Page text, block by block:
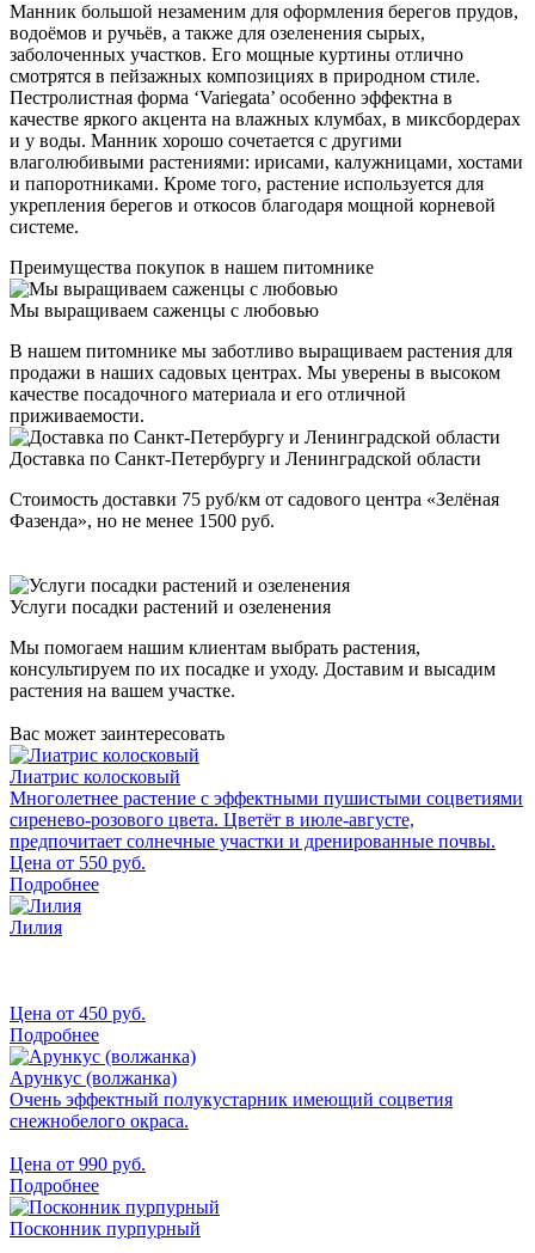
Манник большой незаменим для оформления берегов прудов,
водоёмов и ручьёв, а также для озеленения сырых,
заболоченных участков. Его мощные куртины отлично
смотрятся в пейзажных композициях в природном стиле.
Пестролистная форма ‘Variegata’ особенно эффектна в
качестве яркого акцента на влажных клумбах, в миксбордерах
и у воды. Манник хорошо сочетается с другими
влаголюбивыми растениями: ирисами, калужницами, хостами
и папоротниками. Кроме того, растение используется для
укрепления берегов и откосов благодаря мощной корневой
системе.
Преимущества покупок в нашем питомнике
Мы выращиваем саженцы с любовью
В нашем питомнике мы заботливо выращиваем растения для
продажи в наших садовых центрах. Мы уверены в высоком
качестве посадочного материала и его отличной
приживаемости.
Доставка по Санкт-Петербургу и Ленинградской области
Стоимость доставки 75 руб/км от садового центра «Зелёная
Фазенда», но не менее 1500 руб.
Услуги посадки растений и озеленения
Мы помогаем нашим клиентам выбрать растения,
консультируем по их посадке и уходу. Доставим и высадим
растения на вашем участке.
Вас может заинтересовать
Лиатрис колосковый
Многолетнее растение с эффектными пушистыми соцветиями
сиренево-розового цвета. Цветёт в июле-августе,
предпочитает солнечные участки и дренированные почвы.
Цена от 550 руб.
Подробнее
Лилия
Цена от 450 руб.
Подробнее
Арункус (волжанка)
Очень эффектный полукустарник имеющий соцветия
снежнобелого окраса.
Цена от 990 руб.
Подробнее
Посконник пурпурный